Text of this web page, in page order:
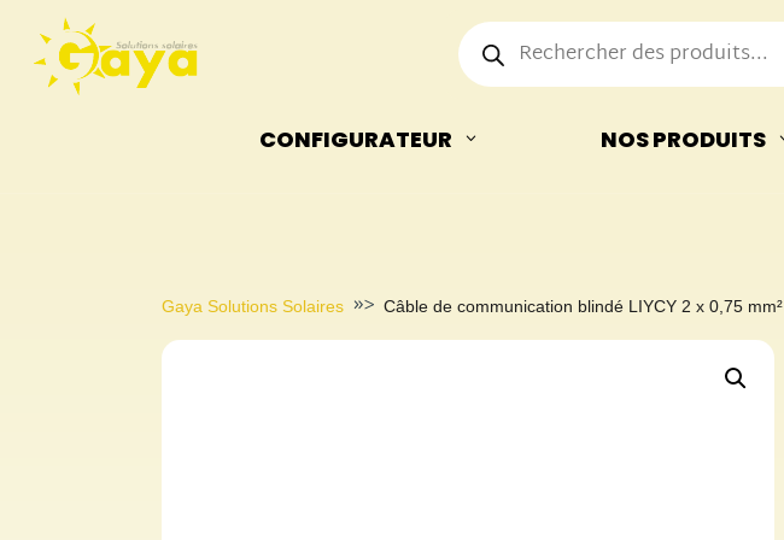
Recherche
de
produits
CONFIGURATEUR NOS PRODUITS
Gaya Solutions Solaires »> Câble de communication blindé LIYCY 2 x 0,75 mm²